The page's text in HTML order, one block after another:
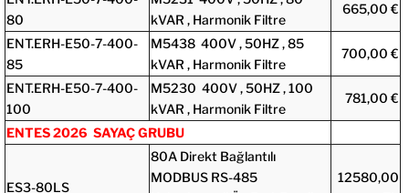
80
kVAR , Harmonik Filtre
665,00 €
ENT.ERH-E50-7-400-
85
M5438 400V , 50HZ , 85
kVAR , Harmonik Filtre
700,00 €
ENT.ERH-E50-7-400-
100
M5230 400V , 50HZ , 100
kVAR , Harmonik Filtre
781,00 €
ENTES 2026 SAYAÇ GRUBU
ES3-80LS
80A Direkt Bağlantılı
MODBUS RS-485
12580,00